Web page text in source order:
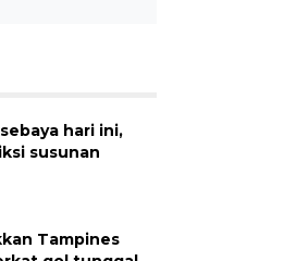
hari ini,
susunan
Tampines